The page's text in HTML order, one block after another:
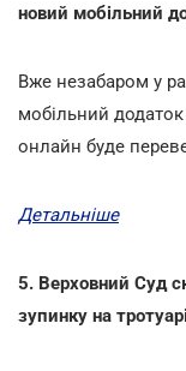
новий мобільний
Вже незабаром у
мобільний
онлайн буде
Детальніше
5. Верховний Суд
зупинку на тротуарі